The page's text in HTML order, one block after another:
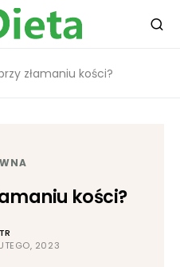
złamaniu kości?
kości?
2023